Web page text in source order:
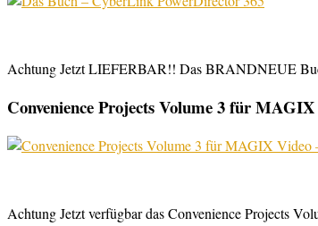
Achtung Jetzt LIEFERBAR!! Das BRANDNEUE
Convenience Projects Volume 3 für
Achtung Jetzt verfügbar das Convenience Projects